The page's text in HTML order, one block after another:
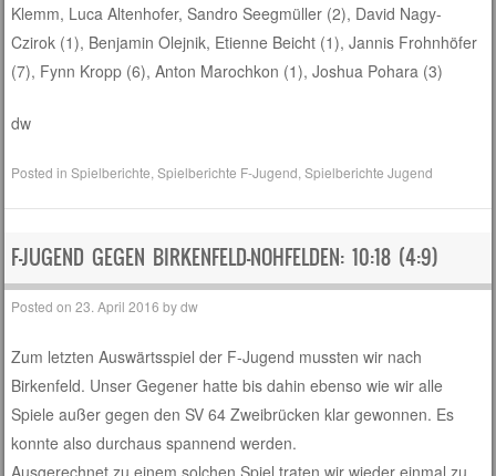
Klemm, Luca Altenhofer, Sandro Seegmüller (2), David Nagy-
Czirok (1), Benjamin Olejnik, Etienne Beicht (1), Jannis Frohnhöfer
(7), Fynn Kropp (6), Anton Marochkon (1), Joshua Pohara (3)
dw
Posted inSpielberichte ,Spielberichte F-Jugend ,Spielberichte Jugend
F-JUGEND GEGEN BIRKENFELD-NOHFELDEN: 10:18 (4:9)
Posted on23. April 2016 bydw
Zum letzten Auswärtsspiel der F-Jugend mussten wir nach
Birkenfeld. Unser Gegener hatte bis dahin ebenso wie wir alle
Spiele außer gegen den SV 64 Zweibrücken klar gewonnen. Es
konnte also durchaus spannend werden.
Ausgerechnet zu einem solchen Spiel traten wir wieder einmal zu